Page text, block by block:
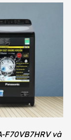
F70VB7HRV và